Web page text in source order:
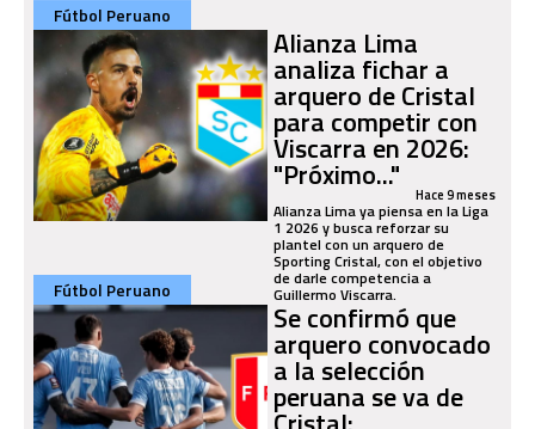
Fútbol Peruano
Alianza Lima
analiza fichar a
arquero de Cristal
para competir con
Viscarra en 2026:
"Próximo..." Hace 9 meses
Alianza Lima ya piensa en la Liga
1 2026 y busca reforzar su
plantel con un arquero de
Sporting Cristal, con el objetivo
de darle competencia a
Guillermo Viscarra.
Fútbol Peruano
Se confirmó que
arquero convocado
a la selección
peruana se va de